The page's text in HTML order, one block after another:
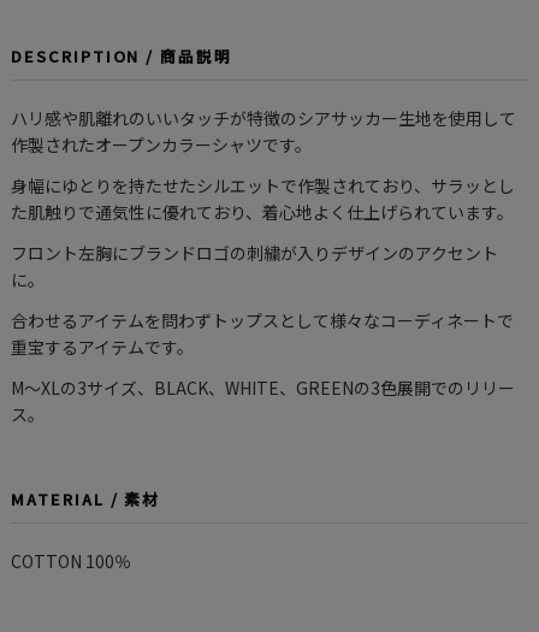
DESCRIPTION / 商品説明
ハリ感や肌離れのいいタッチが特徴のシアサッカー生地を使用して
作製されたオープンカラーシャツです。
身幅にゆとりを持たせたシルエットで作製されており、サラッとし
た肌触りで通気性に優れており、着心地よく仕上げられています。
フロント左胸にブランドロゴの刺繍が入りデザインのアクセント
に。
合わせるアイテムを問わずトップスとして様々なコーディネートで
重宝するアイテムです。
M〜XLの3サイズ、BLACK、WHITE、GREENの3色展開でのリリー
ス。
MATERIAL / 素材
COTTON 100％